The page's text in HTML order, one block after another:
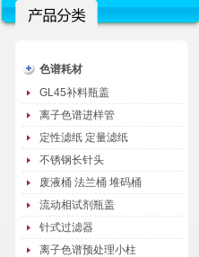
色谱耗材
GL45补料瓶盖
离子色谱进样管
定性滤纸 定量滤纸
不锈钢长针头
废液桶 法兰桶 堆码桶
流动相试剂瓶盖
针式过滤器
离子色谱预处理小柱